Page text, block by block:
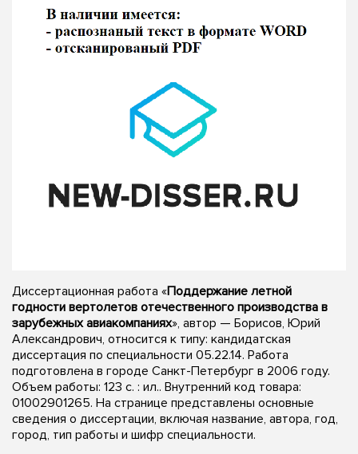
Диссертационная работа «Поддержание летной
годности вертолетов отечественного производства в
зарубежных авиакомпаниях», автор — Борисов, Юрий
Александрович, относится к типу: кандидатская
диссертация по специальности 05.22.14. Работа
подготовлена в городе Санкт-Петербург в 2006 году.
Объем работы: 123 с. : ил.. Внутренний код товара:
01002901265. На странице представлены основные
сведения о диссертации, включая название, автора, год,
город, тип работы и шифр специальности.